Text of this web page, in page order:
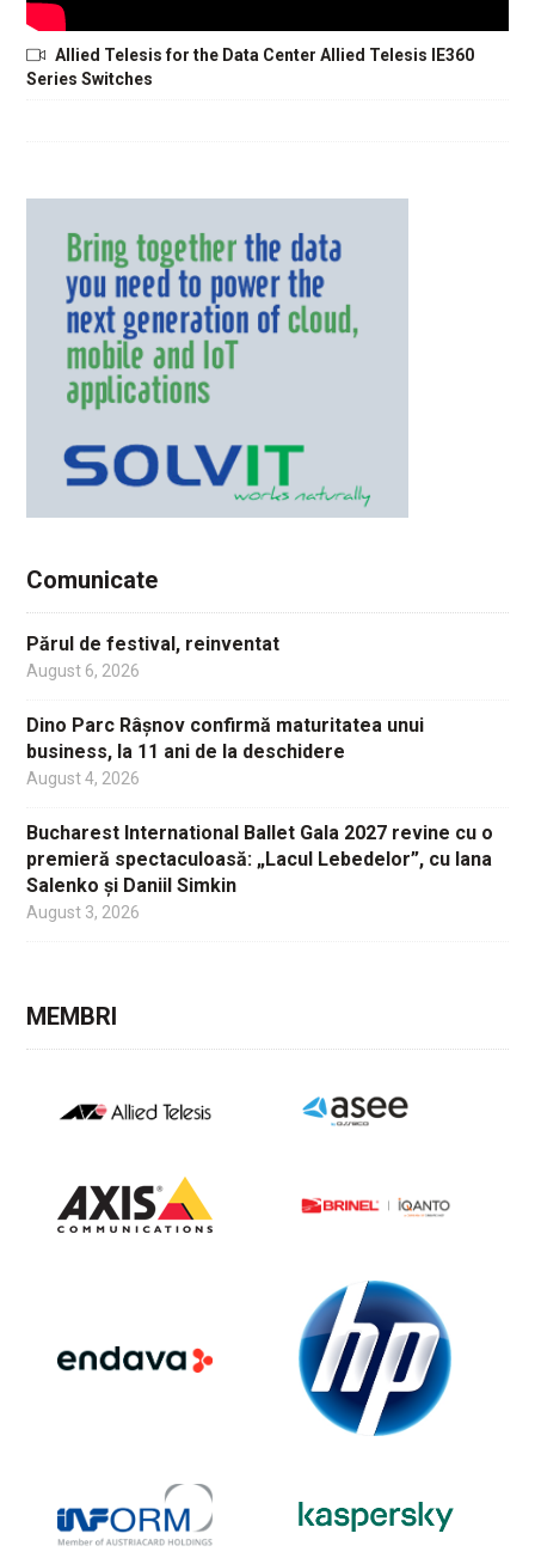
Allied Telesis for the Data Center Allied Telesis IE360
Series Switches
Comunicate
Părul de festival, reinventat
August 6, 2026
Dino Parc Râșnov confirmă maturitatea unui
business, la 11 ani de la deschidere
August 4, 2026
Bucharest International Ballet Gala 2027 revine cu o
premieră spectaculoasă: „Lacul Lebedelor”, cu Iana
Salenko și Daniil Simkin
August 3, 2026
MEMBRI